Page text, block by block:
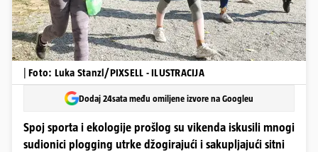
Foto: Luka Stanzl/PIXSELL - ILUSTRACIJA
Dodaj 24sata među omiljene izvore na Googleu
Spoj sporta i ekologije prošlog su vikenda iskusili mnogi
sudionici plogging utrke džogirajući i sakupljajući sitni